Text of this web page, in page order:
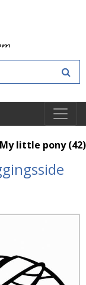
My little pony (42)